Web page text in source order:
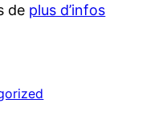
de plus d’infos